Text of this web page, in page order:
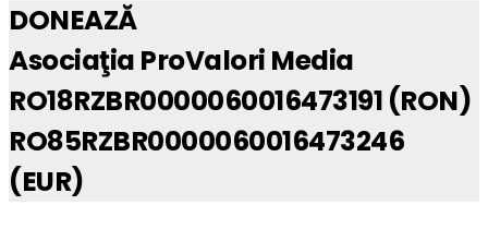
DONEAZĂ
Asociaţia ProValori Media
RO18RZBR0000060016473191 (RON)
RO85RZBR0000060016473246
(EUR)